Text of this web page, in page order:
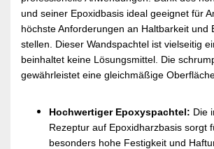
und seiner Epoxidbasis ideal geeignet für
höchste Anforderungen an Haltbarkeit und
stellen. Dieser Wandspachtel ist vielseitig
beinhaltet keine Lösungsmittel. Die
gewährleistet eine gleichmäßige
Hochwertiger Epoxyspachtel: Die
Rezeptur auf Epoxidharzbasis sorgt
besonders hohe Festigkeit und